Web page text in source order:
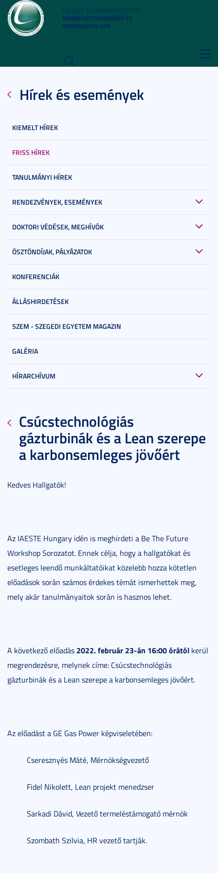
SZEGEDI TUDOMÁNYEGYETEM
TERMÉSZETTUDOMÁNYI ÉS
INFORMATIKAI KAR
Hírek és események
KIEMELT HÍREK
FRISS HÍREK
TANULMÁNYI HÍREK
RENDEZVÉNYEK, ESEMÉNYEK
DOKTORI VÉDÉSEK, MEGHÍVÓK
ÖSZTÖNDÍJAK, PÁLYÁZATOK
KONFERENCIÁK
ÁLLÁSHIRDETÉSEK
SZEM - SZEGEDI EGYETEM MAGAZIN
GALÉRIA
HÍRARCHÍVUM
Csúcstechnológiás
gázturbinák és a Lean szerepe
a karbonsemleges jövőért
Kedves Hallgatók!
Az IAESTE Hungary idén is meghirdeti a Be The Future
Workshop Sorozatot. Ennek célja, hogy a hallgatókat és
esetleges leendő munkáltatóikat közelebb hozza kötetlen
előadások során számos érdekes témát ismerhettek meg,
mely akár tanulmányaitok során is hasznos lehet.
A következő előadás 2022. február 23-án 16:00 órától kerül
megrendezésre, melynek címe: Csúcstechnológiás
gázturbinák és a Lean szerepe a karbonsemleges jövőért.
Az előadást a GE Gas Power képviseletében:
Cseresznyés Máté, Mérnökségvezető
Fidel Nikolett, Lean projekt menedzser
Sarkadi Dávid, Vezető termeléstámogató mérnök
Szombath Szilvia, HR vezető tartják.